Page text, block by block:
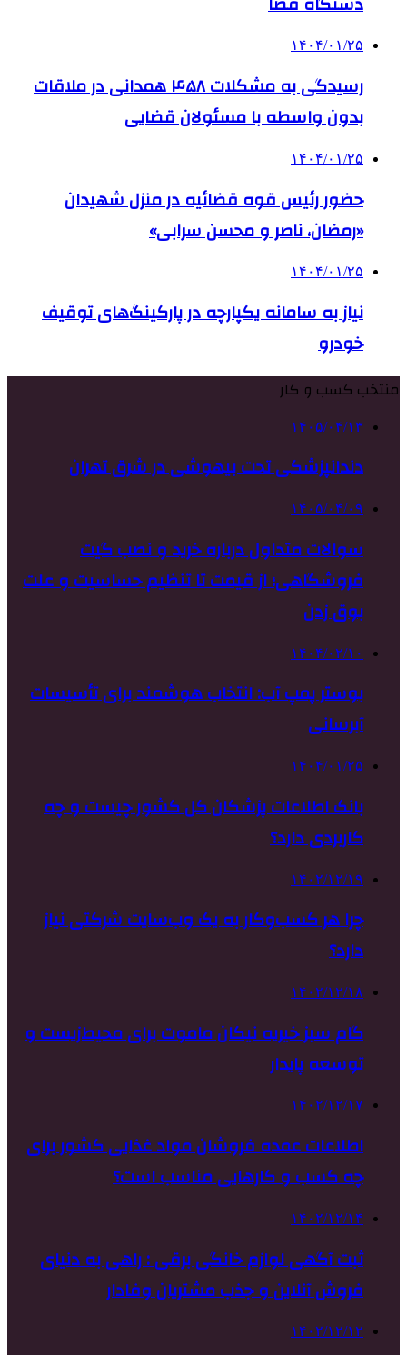
۱۴۰۴/۰۱/۲۵
رسیدگی به مشکلات ۴۵۸ همدانی در ملاقات
بدون واسطه با مسئولان قضایی
۱۴۰۴/۰۱/۲۵
حضور رئیس قوه قضائیه در منزل شهیدان
«رمضان، ناصر و محسن سرابی»
۱۴۰۴/۰۱/۲۵
نیاز به سامانه یکپارچه در پارکینگ‌های توقیف
خودرو
منتخب کسب و کار
۱۴۰۵/۰۴/۱۳
دندانپزشکی تحت بیهوشی در شرق تهران
۱۴۰۵/۰۴/۰۹
سوالات متداول درباره خرید و نصب گیت
فروشگاهی؛ از قیمت تا تنظیم حساسیت و علت
بوق زدن
۱۴۰۴/۰۲/۱۰
بوستر پمپ آب: انتخاب هوشمند برای تأسیسات
آبرسانی
۱۴۰۴/۰۱/۲۵
بانک اطلاعات پزشکان کل کشور چیست و چه
کاربردی دارد؟
۱۴۰۲/۱۲/۱۹
چرا هر کسب‌وکار به یک وب‌سایت شرکتی نیاز
دارد؟
۱۴۰۲/۱۲/۱۸
گام سبز خیریه نیکان ماموت برای محیط‌زیست و
توسعه پایدار
۱۴۰۲/۱۲/۱۷
اطلاعات عمده فروشان مواد غذایی کشور برای
چه کسب و کارهایی مناسب است؟
۱۴۰۲/۱۲/۱۴
ثبت آگهی لوازم خانگی برقی : راهی به دنیای
فروش آنلاین و جذب مشتریان وفادار
۱۴۰۲/۱۲/۱۲